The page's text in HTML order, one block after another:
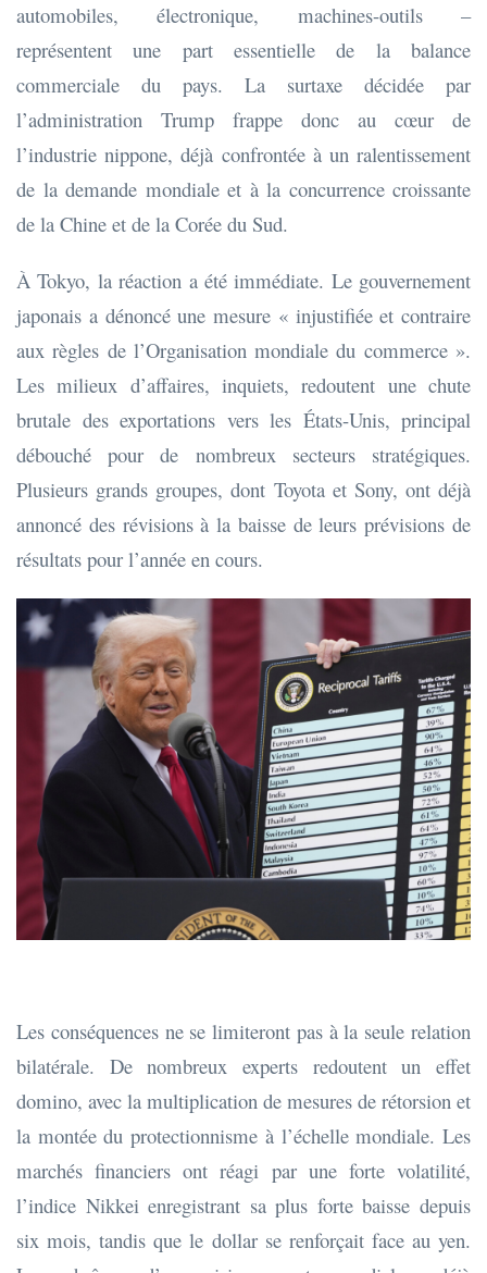
automobiles, électronique, machines-outils –
représentent une part essentielle de la balance
commerciale du pays. La surtaxe décidée par
l’administration Trump frappe donc au cœur de
l’industrie nippone, déjà confrontée à un ralentissement
de la demande mondiale et à la concurrence croissante
de la Chine et de la Corée du Sud.
À Tokyo, la réaction a été immédiate. Le gouvernement
japonais a dénoncé une mesure « injustifiée et contraire
aux règles de l’Organisation mondiale du commerce ».
Les milieux d’affaires, inquiets, redoutent une chute
brutale des exportations vers les États-Unis, principal
débouché pour de nombreux secteurs stratégiques.
Plusieurs grands groupes, dont Toyota et Sony, ont déjà
annoncé des révisions à la baisse de leurs prévisions de
résultats pour l’année en cours.
Les conséquences ne se limiteront pas à la seule relation
bilatérale. De nombreux experts redoutent un effet
domino, avec la multiplication de mesures de rétorsion et
la montée du protectionnisme à l’échelle mondiale. Les
marchés financiers ont réagi par une forte volatilité,
l’indice Nikkei enregistrant sa plus forte baisse depuis
six mois, tandis que le dollar se renforçait face au yen.